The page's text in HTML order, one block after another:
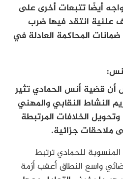
أيضًا تتبعات أخرى على
علنية انتقد فيها ضرب
المحاكمة العادلة في
أن قضية أنس الحمادي تثير
النشاط النقابي والمهني
الخلافات المرتبطة
ملاحقات جزائية.
المنسوبة للحمادي ترتبط
واسع النطاق أعقب أزمة